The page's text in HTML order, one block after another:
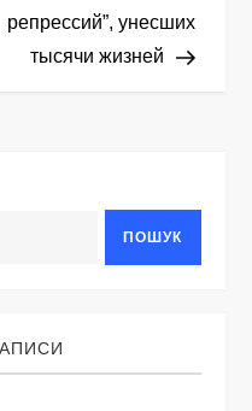
репрессий”, унесших
тысячи жизней
ПОШУК